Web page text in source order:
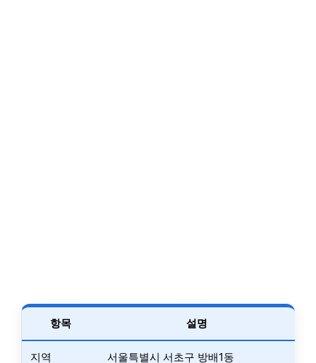
항목 설명
지역 서울특별시 서초구 방배1동